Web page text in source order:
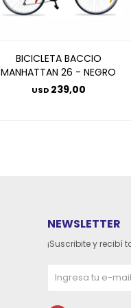
BICICLETA BACCIO
MANHATTAN 26 - NEGRO
USD 239,00
NEWSLETTER
¡Suscribite y recibí